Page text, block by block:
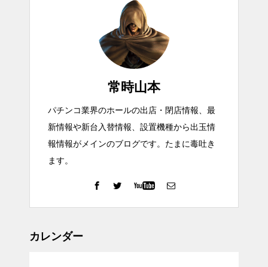
常時山本
パチンコ業界のホールの出店・閉店情報、最
新情報や新台入替情報、設置機種から出玉情
報情報がメインのブログです。たまに毒吐き
ます。
カレンダー